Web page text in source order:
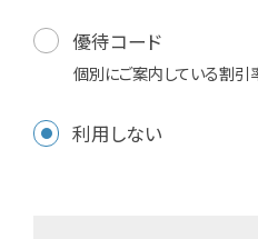
優待コード
個別にご案内している割引
利用しない